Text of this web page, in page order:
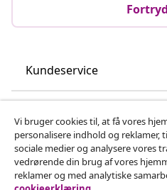
Kundeservice
vidaXL
Vi bruger cookies til, at få vores
personalisere indhold og
sociale medier og analysere vores
vedrørende din brug af vores
reklamer og med analytiske